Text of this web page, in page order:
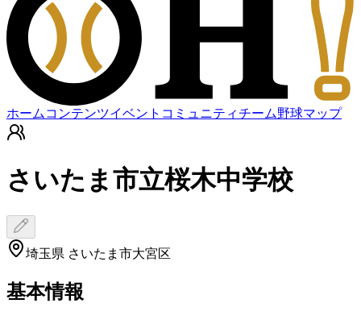
ホーム コンテンツイベント コミュニティチーム野球マップ
さいたま市立桜木中学校
埼玉県 さいたま市大宮区
基本情報